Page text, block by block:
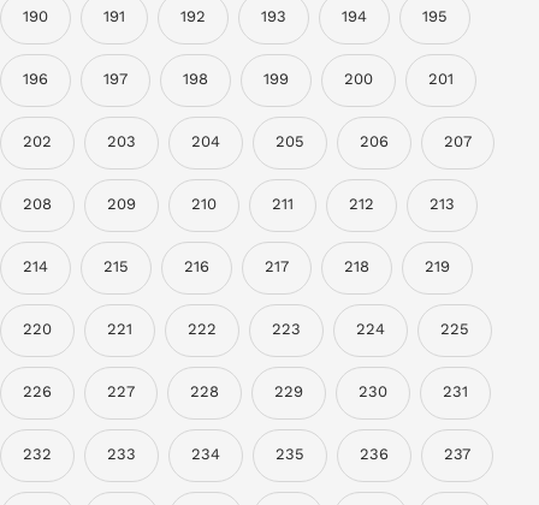
190 191 192 193 194 195
196 197 198 199 200 201
202 203 204 205 206 207
208 209 210 211 212 213
214 215 216 217 218 219
220 221 222 223 224 225
226 227 228 229 230 231
232 233 234 235 236 237